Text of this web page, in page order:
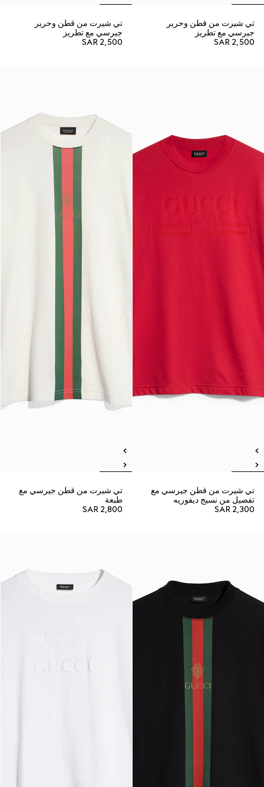
تي شيرت من قطن وحرير
جيرسي مع تطريز
SAR 2,500
تي شيرت من قطن وحرير
جيرسي مع تطريز
SAR 2,500
تي شيرت من قطن جيرسي مع
تفصيل من نسيج ديفوريه
SAR 2,300
تي شيرت من قطن جيرسي مع
طبعة
SAR 2,800